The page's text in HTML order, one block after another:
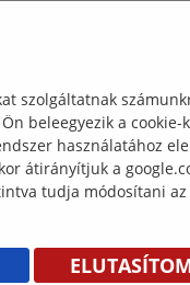
alakíthattak ki
intézmény
gondolnak
tapasztalatokért.
szolgáltatnak
beleegyezik a cookie-
használatához
átirányítjuk a
tudja módosítani